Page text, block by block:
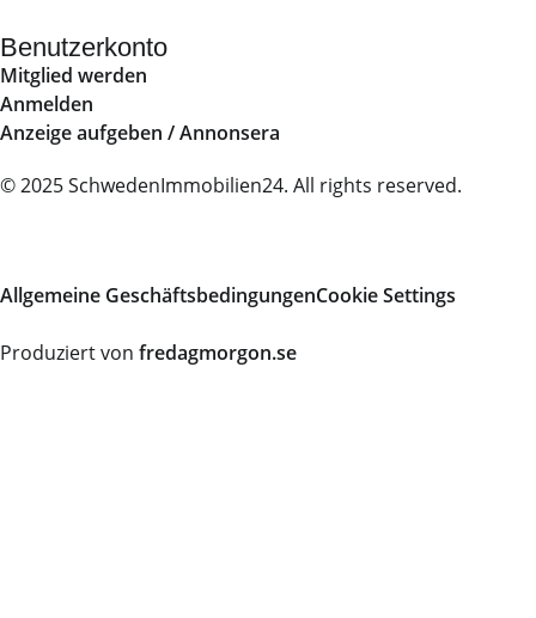
Benutzerkonto
Mitglied werden
Anmelden
Anzeige aufgeben / Annonsera
© 2025 SchwedenImmobilien24. All rights reserved.
Allgemeine GeschäftsbedingungenCookie Settings
Produziert von fredagmorgon.se